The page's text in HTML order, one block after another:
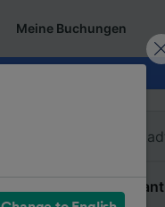
Meine Buchungen